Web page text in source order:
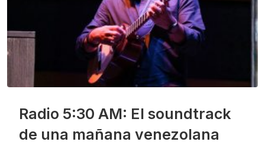
Radio 5:30 AM: El soundtrack
de una mañana venezolana